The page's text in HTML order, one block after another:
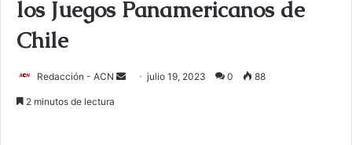
los Juegos Panamericanos de
Chile
Redacción - ACN julio 19, 2023 0 88
2 minutos de lectura